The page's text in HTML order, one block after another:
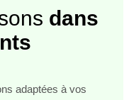
dans
adaptées à vos